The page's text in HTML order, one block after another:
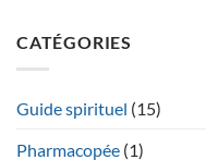
CATÉGORIES
Guide spirituel (15)
Pharmacopée (1)